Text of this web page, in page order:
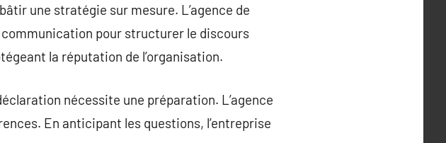
une stratégie sur mesure. L’agence de
pour structurer le discours
la réputation de l’organisation.
nécessite une préparation. L’agence
En anticipant les questions, l’entreprise